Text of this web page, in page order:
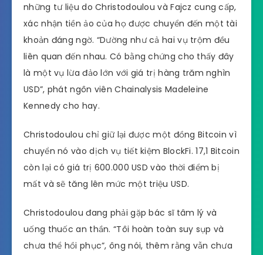
những tư liệu do Christodoulou và Fajcz cung cấp,
xác nhận tiền ảo của họ được chuyển đến một tài
khoản đáng ngờ. “Dường như cả hai vụ trộm đều
liên quan đến nhau. Có bằng chứng cho thấy đây
là một vụ lừa đảo lớn với giá trị hàng trăm nghìn
USD”, phát ngôn viên Chainalysis Madeleine
Kennedy cho hay.
Christodoulou chỉ giữ lại được một đồng Bitcoin vì
chuyển nó vào dịch vụ tiết kiệm BlockFi. 17,1 Bitcoin
còn lại có giá trị 600.000 USD vào thời điểm bị
mất và sẽ tăng lên mức một triệu USD.
Christodoulou đang phải gặp bác sĩ tâm lý và
uống thuốc an thần. “Tôi hoàn toàn suy sụp và
chưa thể hồi phục”, ông nói, thêm rằng vẫn chưa